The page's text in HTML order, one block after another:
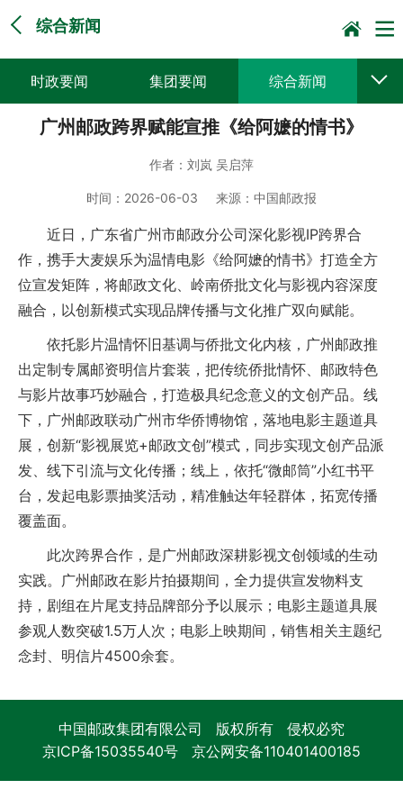
综合新闻
时政要闻 集团要闻 综合新闻
媒体聚焦 党建动态 普遍服务
企业文化
广州邮政跨界赋能宣推《给阿嬷的情书》
作者： 刘岚 吴启萍
时间： 2026-06-03 来源： 中国邮政报
近日，广东省广州市邮政分公司深化影视IP跨界合
作，携手大麦娱乐为温情电影《给阿嬷的情书》打造全方
位宣发矩阵，将邮政文化、岭南侨批文化与影视内容深度
融合，以创新模式实现品牌传播与文化推广双向赋能。
依托影片温情怀旧基调与侨批文化内核，广州邮政推
出定制专属邮资明信片套装，把传统侨批情怀、邮政特色
与影片故事巧妙融合，打造极具纪念意义的文创产品。线
下，广州邮政联动广州市华侨博物馆，落地电影主题道具
展，创新“影视展览+邮政文创”模式，同步实现文创产品派
发、线下引流与文化传播；线上，依托“微邮筒”小红书平
台，发起电影票抽奖活动，精准触达年轻群体，拓宽传播
覆盖面。
此次跨界合作，是广州邮政深耕影视文创领域的生动
实践。广州邮政在影片拍摄期间，全力提供宣发物料支
持，剧组在片尾支持品牌部分予以展示；电影主题道具展
参观人数突破1.5万人次；电影上映期间，销售相关主题纪
念封、明信片4500余套。
中国邮政集团有限公司 版权所有 侵权必究
京ICP备15035540号 京公网安备110401400185